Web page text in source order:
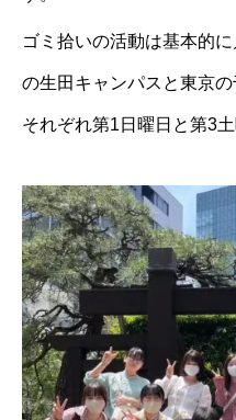
ゴミ拾いの活動は基本的
の生田キャンパスと東京
それぞれ第1日曜日と第3